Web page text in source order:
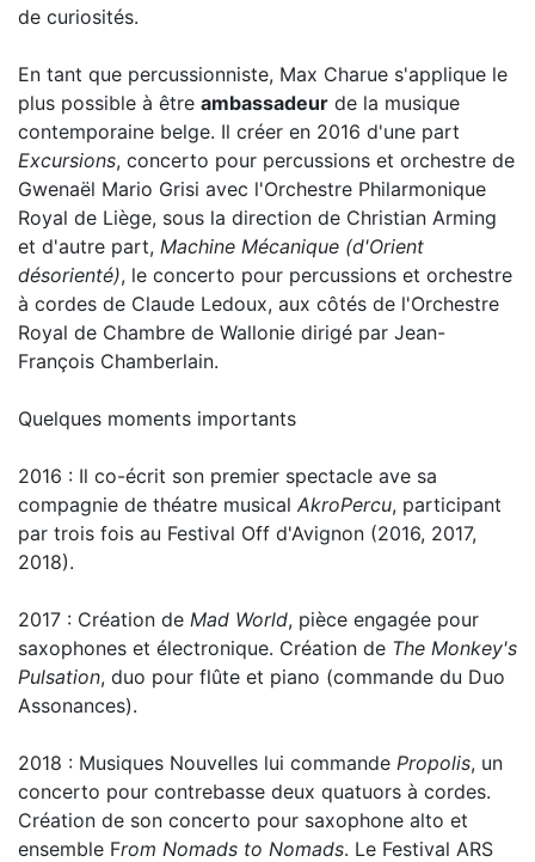
de curiosités.
En tant que percussionniste, Max Charue s'applique le
plus possible à être ambassadeur de la musique
contemporaine belge. Il créer en 2016 d'une part
Excursions, concerto pour percussions et orchestre de
Gwenaël Mario Grisi avec l'Orchestre Philarmonique
Royal de Liège, sous la direction de Christian Arming
et d'autre part, Machine Mécanique (d'Orient
désorienté), le concerto pour percussions et orchestre
à cordes de Claude Ledoux, aux côtés de l'Orchestre
Royal de Chambre de Wallonie dirigé par Jean-
François Chamberlain.
Quelques moments importants
2016 : Il co-écrit son premier spectacle ave sa
compagnie de théatre musical AkroPercu, participant
par trois fois au Festival Off d'Avignon (2016, 2017,
2018).
2017 : Création de Mad World, pièce engagée pour
saxophones et électronique. Création de The Monkey's
Pulsation, duo pour flûte et piano (commande du Duo
Assonances).
2018 : Musiques Nouvelles lui commande Propolis, un
concerto pour contrebasse deux quatuors à cordes.
Création de son concerto pour saxophone alto et
ensemble From Nomads to Nomads. Le Festival ARS